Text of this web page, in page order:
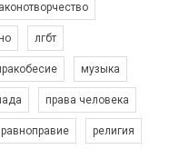
Зупинимо насильство проти ЛГБТ в Україні! Stop violence against LGBT in Ukraine!
конкурс PACT, який
з протидії
лгбт
музыка
права человека
равноправие религия